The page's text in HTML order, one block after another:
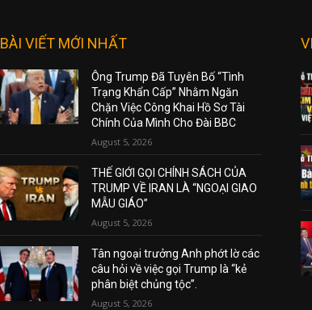
BÀI VIẾT MỚI NHẤT
Ông Trump Đã Tuyên Bố “Tình
Trạng Khẩn Cấp” Nhằm Ngăn
Chặn Việc Công Khai Hồ Sơ Tài
Chính Của Mình Cho Đài BBC
August 5, 2026
THẾ GIỚI GỌI CHÍNH SÁCH CỦA
TRUMP VỀ IRAN LÀ “NGOẠI GIAO
MẪU GIÁO”
August 5, 2026
Tân ngoại trưởng Anh phớt lờ các
câu hỏi về việc gọi Trump là “kẻ
phân biệt chủng tộc”.
August 5, 2026